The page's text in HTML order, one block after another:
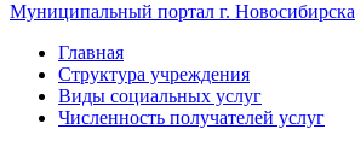
Муниципальный портал г. Новосибирска
Главная
Структура учреждения
Виды социальных услуг
Численность получателей услуг